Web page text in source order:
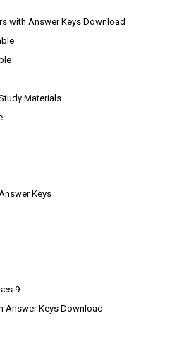
with Answer Keys Download
Materials
Keys
9
Answer Keys Download